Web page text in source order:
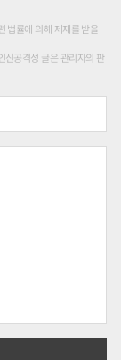
법률에 의해 제재를 받을
신공격성 글은 관리자의 판